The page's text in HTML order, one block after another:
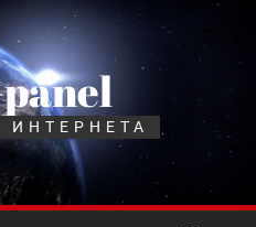
ИНТЕРНЕТА